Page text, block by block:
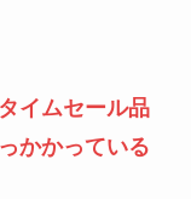
タイムセール品
かかっている